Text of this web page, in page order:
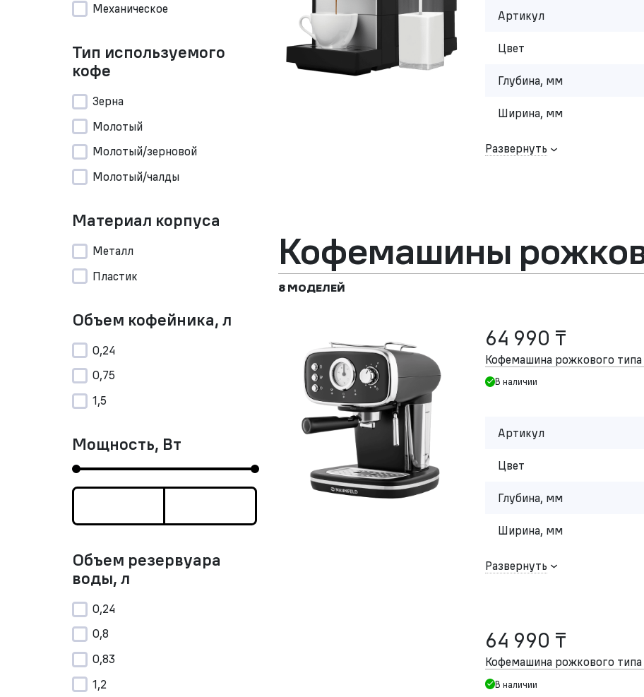
Механическое
Тип используемого
кофе
Зерна
Молотый
Молотый/зерновой
Молотый/чалды
Материал корпуса
Металл
Пластик
Объем кофейника, л
0,24
0,75
1,5
Мощность, Вт
Объем резервуара
воды, л
0,24
0,8
0,83
1,2
Артикул
Цвет
Глубина, мм
Ширина, мм
Развернуть
Кофемашины
8 МОДЕЛЕЙ
64 990 ₸
Кофемашина рожкового
В наличии
Артикул
Цвет
Глубина, мм
Ширина, мм
Развернуть
64 990 ₸
Кофемашина рожкового
В наличии